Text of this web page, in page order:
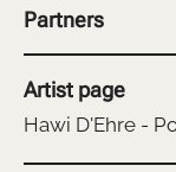
Partners
Artist page
Hawi D'Ehre -